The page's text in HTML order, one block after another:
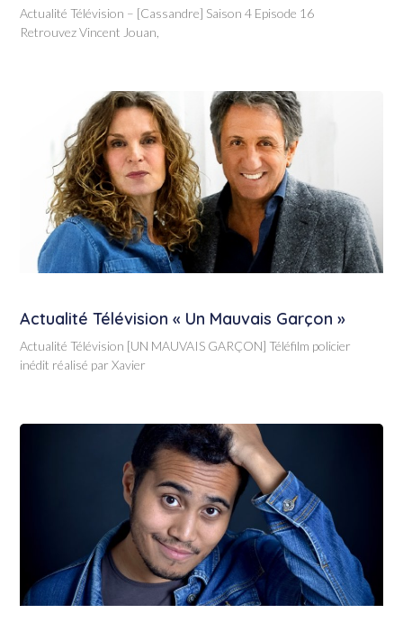
Actualité Télévision – [Cassandre] Saison 4 Episode 16
Retrouvez Vincent Jouan,
Actualité Télévision « Un Mauvais Garçon »
Actualité Télévision [UN MAUVAIS GARÇON] Téléfilm policier
inédit réalisé par Xavier